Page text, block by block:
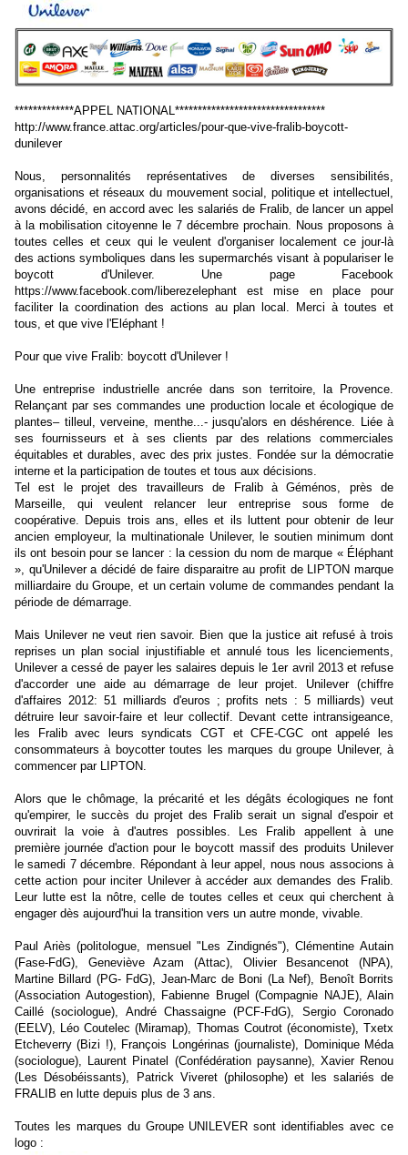
*************APPEL NATIONAL*********************************
http://www.france.attac.org/articles/pour-que-vive-fralib-boycott-
dunilever
Nous, personnalités représentatives de diverses sensibilités,
organisations et réseaux du mouvement social, politique et intellectuel,
avons décidé, en accord avec les salariés de Fralib, de lancer un appel
à la mobilisation citoyenne le 7 décembre prochain. Nous proposons à
toutes celles et ceux qui le veulent d'organiser localement ce jour-là
des actions symboliques dans les supermarchés visant à populariser le
boycott d'Unilever. Une page Facebook
https://www.facebook.com/liberezelephant est mise en place pour
faciliter la coordination des actions au plan local. Merci à toutes et
tous, et que vive l'Eléphant !
Pour que vive Fralib: boycott d'Unilever !
Une entreprise industrielle ancrée dans son territoire, la Provence.
Relançant par ses commandes une production locale et écologique de
plantes– tilleul, verveine, menthe...- jusqu'alors en déshérence. Liée à
ses fournisseurs et à ses clients par des relations commerciales
équitables et durables, avec des prix justes. Fondée sur la démocratie
interne et la participation de toutes et tous aux décisions.
Tel est le projet des travailleurs de Fralib à Géménos, près de
Marseille, qui veulent relancer leur entreprise sous forme de
coopérative. Depuis trois ans, elles et ils luttent pour obtenir de leur
ancien employeur, la multinationale Unilever, le soutien minimum dont
ils ont besoin pour se lancer : la cession du nom de marque « Éléphant
», qu'Unilever a décidé de faire disparaitre au profit de LIPTON marque
milliardaire du Groupe, et un certain volume de commandes pendant la
période de démarrage.
Mais Unilever ne veut rien savoir. Bien que la justice ait refusé à trois
reprises un plan social injustifiable et annulé tous les licenciements,
Unilever a cessé de payer les salaires depuis le 1er avril 2013 et refuse
d'accorder une aide au démarrage de leur projet. Unilever (chiffre
d'affaires 2012: 51 milliards d'euros ; profits nets : 5 milliards) veut
détruire leur savoir-faire et leur collectif. Devant cette intransigeance,
les Fralib avec leurs syndicats CGT et CFE-CGC ont appelé les
consommateurs à boycotter toutes les marques du groupe Unilever, à
commencer par LIPTON.
Alors que le chômage, la précarité et les dégâts écologiques ne font
qu'empirer, le succès du projet des Fralib serait un signal d'espoir et
ouvrirait la voie à d'autres possibles. Les Fralib appellent à une
première journée d'action pour le boycott massif des produits Unilever
le samedi 7 décembre. Répondant à leur appel, nous nous associons à
cette action pour inciter Unilever à accéder aux demandes des Fralib.
Leur lutte est la nôtre, celle de toutes celles et ceux qui cherchent à
engager dès aujourd'hui la transition vers un autre monde, vivable.
Paul Ariès (politologue, mensuel "Les Zindignés"), Clémentine Autain
(Fase-FdG), Geneviève Azam (Attac), Olivier Besancenot (NPA),
Martine Billard (PG- FdG), Jean-Marc de Boni (La Nef), Benoît Borrits
(Association Autogestion), Fabienne Brugel (Compagnie NAJE), Alain
Caillé (sociologue), André Chassaigne (PCF-FdG), Sergio Coronado
(EELV), Léo Coutelec (Miramap), Thomas Coutrot (économiste), Txetx
Etcheverry (Bizi !), François Longérinas (journaliste), Dominique Méda
(sociologue), Laurent Pinatel (Confédération paysanne), Xavier Renou
(Les Désobéissants), Patrick Viveret (philosophe) et les salariés de
FRALIB en lutte depuis plus de 3 ans.
Toutes les marques du Groupe UNILEVER sont identifiables avec ce
logo :